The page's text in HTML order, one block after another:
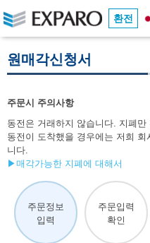
환전
원매각신청서
주문시 주의사항
동전은 거래하지 않습니다. 지폐만
동전이 도착했을 경우에는 저희
니다.
▶매각가능한 지폐에 대해서
주문정보
입력
주문입력
확인